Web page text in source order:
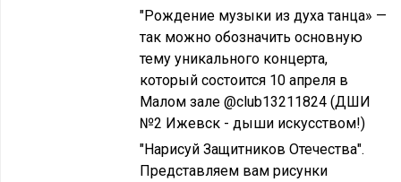
"Рождение музыки из духа танца» —
так можно обозначить основную
тему уникального концерта,
который состоится 10 апреля в
Малом зале @club13211824 (ДШИ
№2 Ижевск - дыши искусством!)
"Нарисуй Защитников Отечества".
Представляем вам рисунки